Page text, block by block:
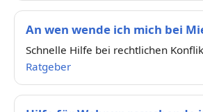
An wen wende ich mich bei
Schnelle Hilfe bei rechtlichen
Ratgeber